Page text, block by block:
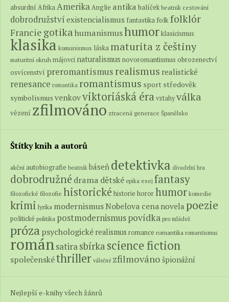
absurdní AfrikaAmerikaAnglie antika balíček beatnik cestování
dobrodružství existencialismus fantastika folkfolklór
Francie gotikahumanismushumorklasicismus
klasika komunismus láskamaturita z češtiny
maturitní okruh májovci naturalismus novoromantismus obrozenectví
osvícenství preromantismus realismus realistické
renesance romantika romantismus sport středověk
symbolismus venkovviktoriáská éravztahyválka
vězení zfilmováno ztracená generace Španělsko
Štítky knih a autorů
akční autobiografie beatnik báseň detektivka divadelní hra
dobrodružné drama dětské epika esej fantasy
filozofické filozofie historické historie hororhumor komedie
krimi lyrika modernismus Nobelova cena novela poezie
politické politika postmodernismuspovídka pro mládež
prózapsychologické realismus romance romantika romantismus
románsatirasbírka science fiction
společenskéthriller válečné zfilmováno špionážní
Nejlepší e-knihy všech žánrů